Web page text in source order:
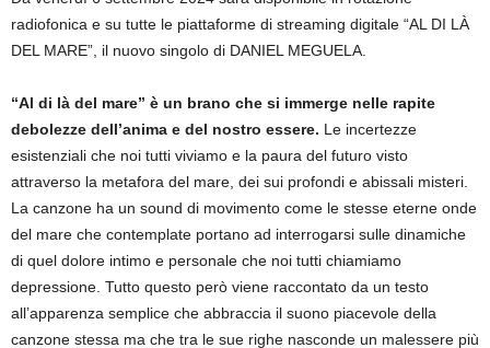
radiofonica e su tutte le piattaforme di streaming digitale “AL DI LÀ
DEL MARE”, il nuovo singolo di DANIEL MEGUELA.
“Al di là del mare” è un brano che si immerge nelle rapite
debolezze dell’anima e del nostro essere. Le incertezze
esistenziali che noi tutti viviamo e la paura del futuro visto
attraverso la metafora del mare, dei sui profondi e abissali misteri.
La canzone ha un sound di movimento come le stesse eterne onde
del mare che contemplate portano ad interrogarsi sulle dinamiche
di quel dolore intimo e personale che noi tutti chiamiamo
depressione. Tutto questo però viene raccontato da un testo
all’apparenza semplice che abbraccia il suono piacevole della
canzone stessa ma che tra le sue righe nasconde un malessere più